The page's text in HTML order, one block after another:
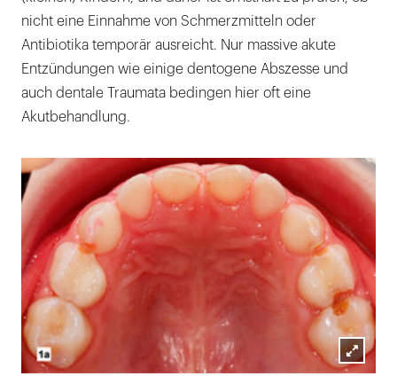
nicht eine Einnahme von Schmerzmitteln oder
Antibiotika temporär ausreicht. Nur massive akute
Entzündungen wie einige dentogene Abszesse und
auch dentale Traumata bedingen hier oft eine
Akutbehandlung.